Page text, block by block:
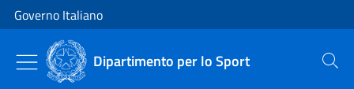
Vai al contenuto
Vai alla navigazione del sito
Governo Italiano
Dipartimento per lo Sport Cerca